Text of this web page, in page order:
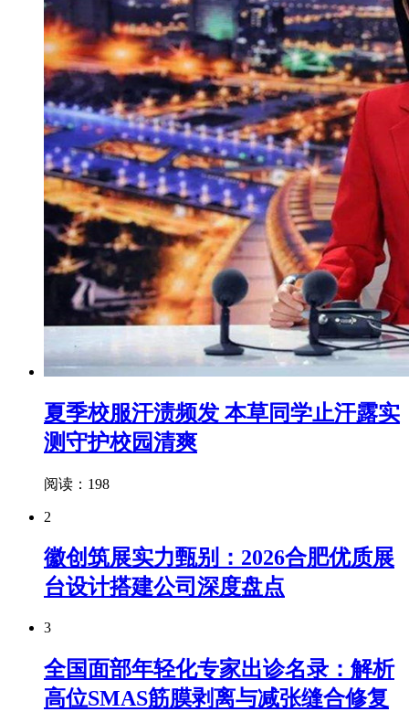
夏季校服汗渍频发 本草同学止汗露实
测守护校园清爽
阅读：198
2
徽创筑展实力甄别：2026合肥优质展
台设计搭建公司深度盘点
3
全国面部年轻化专家出诊名录：解析
高位SMAS筋膜剥离与减张缝合修复